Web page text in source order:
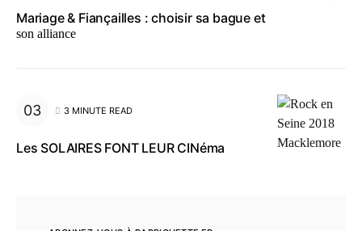
Mariage & Fiançailles : choisir sa bague et
son alliance
3 MINUTE READ
Les SOLAIRES FONT LEUR CINéma